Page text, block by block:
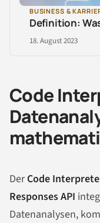
BUSINESS &
Definition:
18. August 2023
Code
DerCode
Responses API
Datenanalysen,